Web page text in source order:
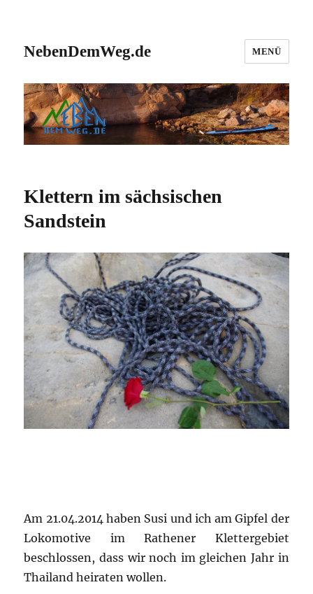
NebenDemWeg.de MENÜ
Klettern im sächsischen
Sandstein
Am 21.04.2014 haben Susi und ich am Gipfel der
Lokomotive im Rathener Klettergebiet
beschlossen, dass wir noch im gleichen Jahr in
Thailand heiraten wollen.